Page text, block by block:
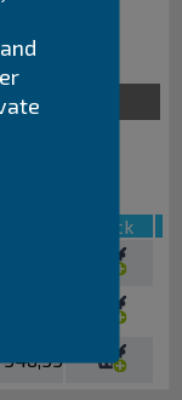
€ HT
Stock
546,55